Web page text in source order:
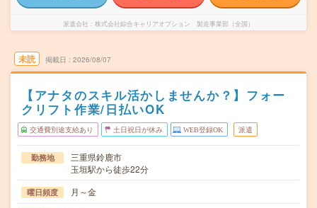
派遣会社 株式会社綜合キャリアオプション 製造事業部（全国）
未読 掲載日 2026/08/07
【アナタのスキル活かしませんか？】フォー
クリフト作業/日払いOK
交通費別途支給あり 土日祝日が休み WEB登録OK 派遣
勤務地
三重県鈴鹿市
玉垣駅から徒歩22分
曜日頻度 月～金